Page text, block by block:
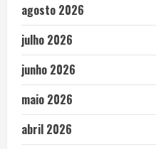
agosto 2026
julho 2026
junho 2026
maio 2026
abril 2026